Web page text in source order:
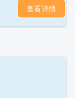
查看详情